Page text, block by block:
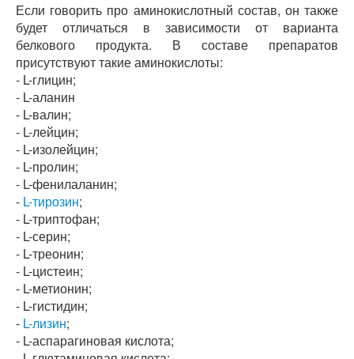
Если говорить про аминокислотный состав, он также
будет отличаться в зависимости от варианта
белкового продукта. В составе препаратов
присутствуют такие аминокислоты:
- L-глицин;
- L-аланин
- L-валин;
- L-лейцин;
- L-изолейцин;
- L-пролин;
- L-фенилаланин;
- L-тирозин;
- L-триптофан;
- L-серин;
- L-треонин;
- L-цистеин;
- L-метионин;
- L-гистидин;
- L-лизин;
- L-аспарагиновая кислота;